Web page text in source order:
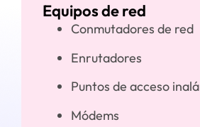
Equipos de red
Conmutadores de red
Enrutadores
Puntos de acceso
Módems